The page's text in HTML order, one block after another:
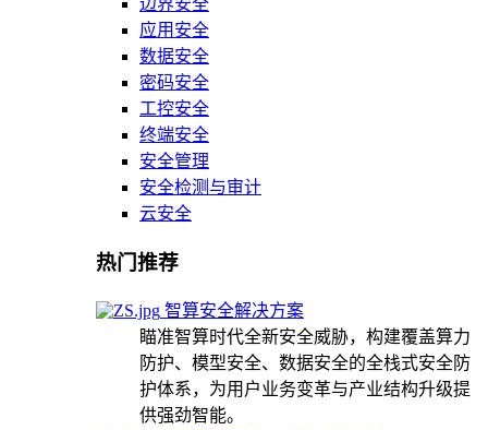
边界安全
应用安全
数据安全
密码安全
工控安全
终端安全
安全管理
安全检测与审计
云安全
热门推荐
智算安全解决方案
瞄准智算时代全新安全威胁，构建覆盖算力
防护、模型安全、数据安全的全栈式安全防
护体系，为用户业务变革与产业结构升级提
供强劲智能。